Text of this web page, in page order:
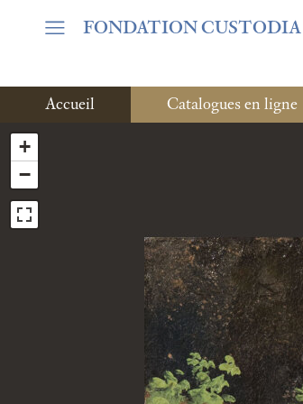
Warning: Undefined array key "var_mode" in/
FONDATION CUSTODIA
Accueil Catalogues en ligne
+
−